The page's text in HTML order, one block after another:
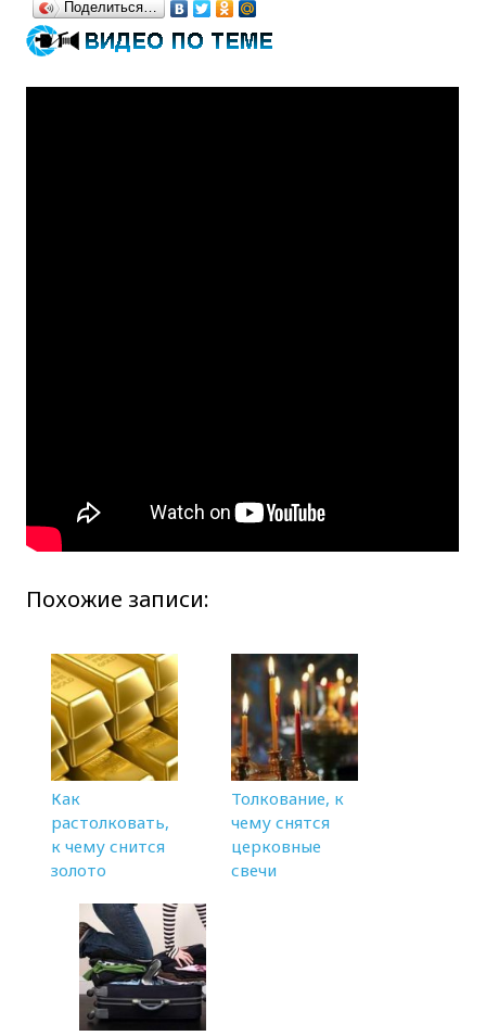
Поделиться…
Похожие записи:
Как
растолковать,
к чему снится
золото
Толкование, к
чему снятся
церковные
свечи